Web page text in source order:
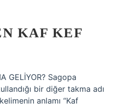
KAF KEF
GELİYOR? Sagopa
bir diğer takma adı
anlamı “Kaf